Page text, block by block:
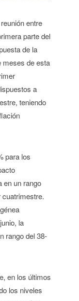
entre
parte del
de la
meses de esta
a
teniendo
para los
en un rango
la
rango del 38-
en los últimos
los niveles